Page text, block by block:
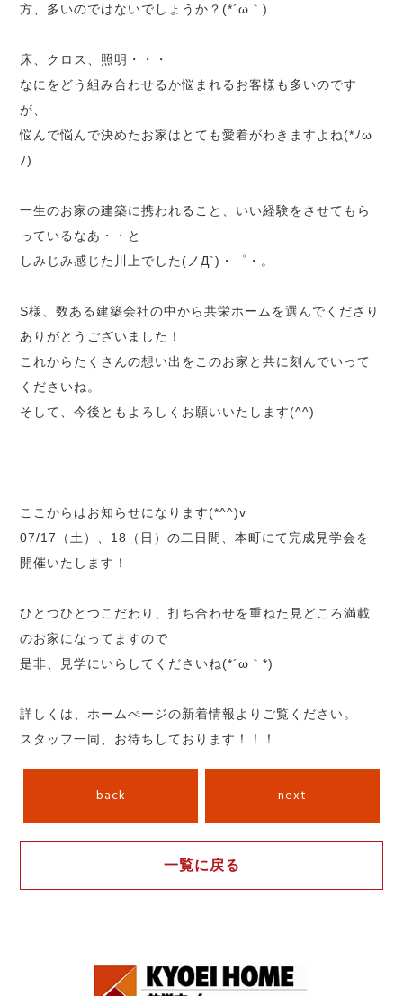
方、多いのではないでしょうか？(*´ω｀)
床、クロス、照明・・・
なにをどう組み合わせるか悩まれるお客様も多いのです
が、
悩んで悩んで決めたお家はとても愛着がわきますよね(*ﾉω
ﾉ)
一生のお家の建築に携われること、いい経験をさせてもら
っているなあ・・と
しみじみ感じた川上でした(ノД`)・゜・。
S様、数ある建築会社の中から共栄ホームを選んでくださり
ありがとうございました！
これからたくさんの想い出をこのお家と共に刻んでいって
くださいね。
そして、今後ともよろしくお願いいたします(^^)
ここからはお知らせになります(*^^)v
07/17（土）、18（日）の二日間、本町にて完成見学会を
開催いたします！
ひとつひとつこだわり、打ち合わせを重ねた見どころ満載
のお家になってますので
是非、見学にいらしてくださいね(*´ω｀*)
詳しくは、ホームぺージの新着情報よりご覧ください。
スタッフ一同、お待ちしております！！！
back next
一覧に戻る